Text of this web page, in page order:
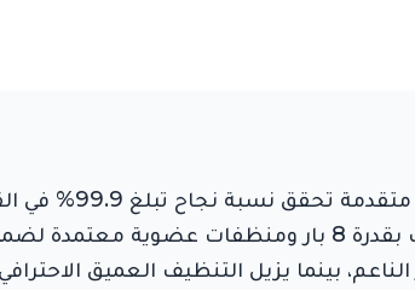
تتضمن خدمات التنظيف
للمعايير الصحية المعتمدة، نستخدم في "المارد" تقنية البخار الجاف
أن التنظيف العادي يزيل فقط 40% من الغبار الناعم، بينما يزيل